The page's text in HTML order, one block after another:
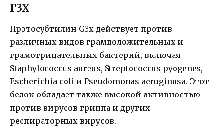
Г3Х
Протосубтилин G3x действует против
различных видов грамположительных и
грамотрицательных бактерий, включая
Staphylococcus aureus, Streptococcus pyogenes,
Escherichia coli и Pseudomonas aeruginosa. Этот
белок обладает также высокой активностью
против вирусов гриппа и других
респираторных вирусов.